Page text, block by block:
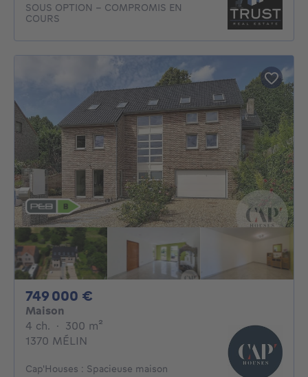
SOUS OPTION - COMPROMIS EN
COURS
749 000 €
Maison
4 ch. 4 chambres
· 300 m²
1370 MÉLIN
Cap'Houses : Spacieuse maison